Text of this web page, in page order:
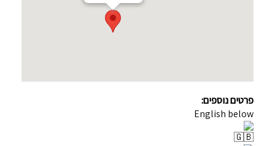
פרטים נוספים:
English below